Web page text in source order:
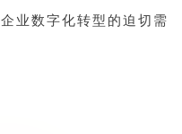
业数字化转型的迫切需